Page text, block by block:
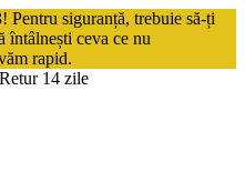
Pentru siguranță, trebuie să-ți
întâlnești ceva ce nu
rapid.
Retur 14 zile